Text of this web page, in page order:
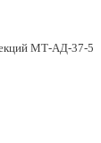
МТ-АД-37-5